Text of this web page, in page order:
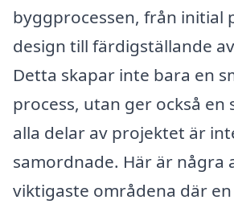
byggprocessen, från initial
design till färdigställande
Detta skapar inte bara en
process, utan ger också en
alla delar av projektet är
samordnade. Här är några
viktigaste områdena där en